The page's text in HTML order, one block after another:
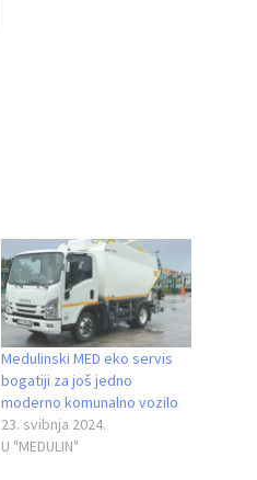
Medulinski MED eko servis
bogatiji za još jedno
moderno komunalno vozilo
23. svibnja 2024.
U "MEDULIN"